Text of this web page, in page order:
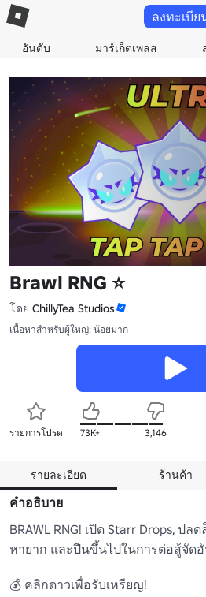
อันดับ มาร์เก็ตเพลส
ลงทะเบีย
Brawl RNG ⭐
โดย ChillyTea Studios
เนื้อหาสำหรับผู้ใหญ่: น้อยมาก
รายการโปรด 73K+ 3,146
รายละเอียด ร้านค้า
คำอธิบาย
BRAWL RNG! เปิด Starr Drops, ปล
หายาก และปีนขึ้นไปในการต่อสู้จัด
💰 คลิกดาวเพื่อรับเหรียญ!